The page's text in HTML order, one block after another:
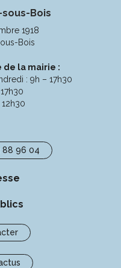
le
compte
Linkedin
la
chaîne
Youtube
Bois
1918
Bois
de la mairie :
: 9h – 17h30
88 96 04